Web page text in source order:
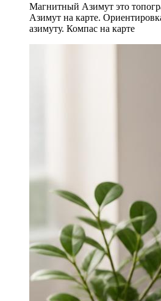
Магнитный Азимут это
Азимут на карте.
азимуту. Компас на карте